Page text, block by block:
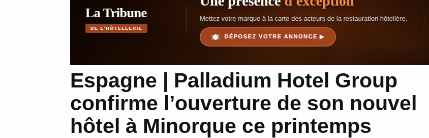
Espagne | Palladium Hotel Group
confirme l’ouverture de son nouvel
hôtel à Minorque ce printemps